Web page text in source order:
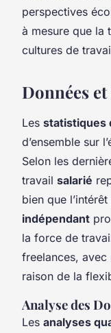
perspectives
à mesure que la
cultures de
Données
Les statistiques
d’ensemble sur
Selon les
travail salarié
bien que
indépendant
la force de
freelances, avec
raison de la
Analyse des
Les analyses